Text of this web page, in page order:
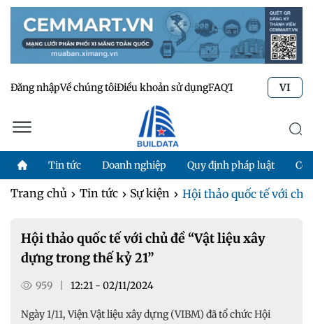
Đăng nhậpVề chúng tôiĐiều khoản sử dụngFAQTư vấn kỹ thuật
VI
Tin tức Doanh nghiệp Quy định pháp luật
Trang chủ Tin tức Sự kiện Hội thảo quốc tế với
Hội thảo quốc tế với chủ đề “Vật liệu xây
dựng trong thế kỷ 21”
959 12:21 - 02/11/2024
Ngày 1/11, Viện Vật liệu xây dựng (VIBM) đã tổ chức Hội